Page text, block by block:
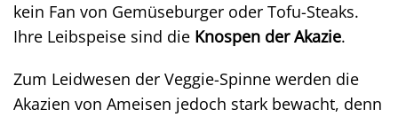
kein Fan von Gemüseburger oder Tofu-Steaks.
Ihre Leibspeise sind die Knospen der Akazie.
Zum Leidwesen der Veggie-Spinne werden die
Akazien von Ameisen jedoch stark bewacht, denn